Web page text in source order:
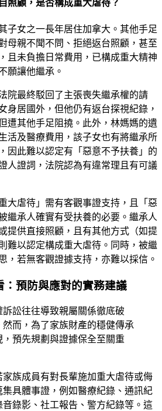
照顧，是否構成重大虐待？
子女之一長年居住加拿大。其他手足
母親不聞不問、拒絕返台照顧，甚至
且未負擔日常費用，已構成重大精神
願讓他繼承。
院最終駁回了主張喪失繼承權的請
身居國外，但他仍有返台探視紀錄，
遭其他手足阻撓。此外，林媽媽的遺
活及醫療費用，該子女也有將繼承所
因此難以認定有「惡意不予扶養」的
人證詞，法院認為有違常理且有可議
大虐待」需有客觀事證支持，且「惡
繼承人確實有受扶養的必要。繼承人
提供直接照顧，且有其他方式（如提
難以認定構成重大虐待。同時，被繼
，若無客觀證據支持，亦難以採信。
：預防與應對的實務建議
訴訟往往導致親屬關係徹底破
而，為了家族財產的穩健傳承
預先規劃與證據保全至關重
家族成員有對長輩施加重大虐待或侮
具體事證，例如醫療紀錄、通訊紀
錄影、社工報告、警方紀錄等。這